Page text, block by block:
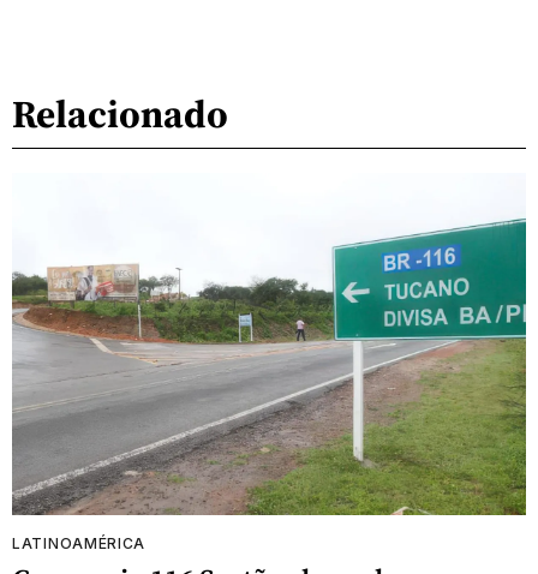
Relacionado
LATINOAMÉRICA